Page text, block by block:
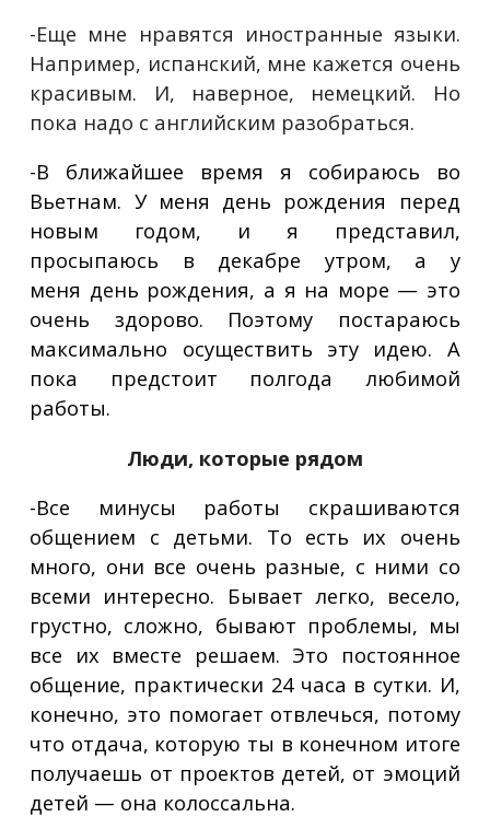
-Еще мне нравятся иностранные языки.
Например, испанский, мне кажется очень
красивым. И, наверное, немецкий. Но
пока надо с английским разобраться.
-В ближайшее время я собираюсь во
Вьетнам. У меня день рождения перед
новым годом, и я представил,
просыпаюсь в декабре утром, а у
меня день рождения, а я на море — это
очень здорово. Поэтому постараюсь
максимально осуществить эту идею. А
пока предстоит полгода любимой
работы.
Люди, которые рядом
-Все минусы работы скрашиваются
общением с детьми. То есть их очень
много, они все очень разные, с ними со
всеми интересно. Бывает легко, весело,
грустно, сложно, бывают проблемы, мы
все их вместе решаем. Это постоянное
общение, практически 24 часа в сутки. И,
конечно, это помогает отвлечься, потому
что отдача, которую ты в конечном итоге
получаешь от проектов детей, от эмоций
детей — она колоссальна.